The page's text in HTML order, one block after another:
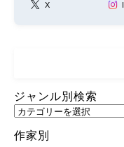
X
ジャンル別検索
ジ
ャ
作家別